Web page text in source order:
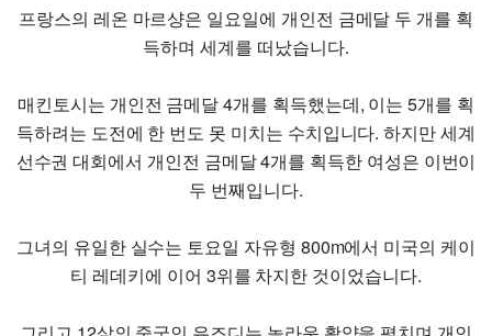
프랑스의 레온 마르샹은 일요일에 개인전 금메달 두 개를 획
득하며 세계를 떠났습니다.
매킨토시는 개인전 금메달 4개를 획득했는데, 이는 5개를 획
득하려는 도전에 한 번도 못 미치는 수치입니다. 하지만 세계
선수권 대회에서 개인전 금메달 4개를 획득한 여성은 이번이
두 번째입니다.
그녀의 유일한 실수는 토요일 자유형 800m에서 미국의 케이
티 레데키에 이어 3위를 차지한 것이었습니다.